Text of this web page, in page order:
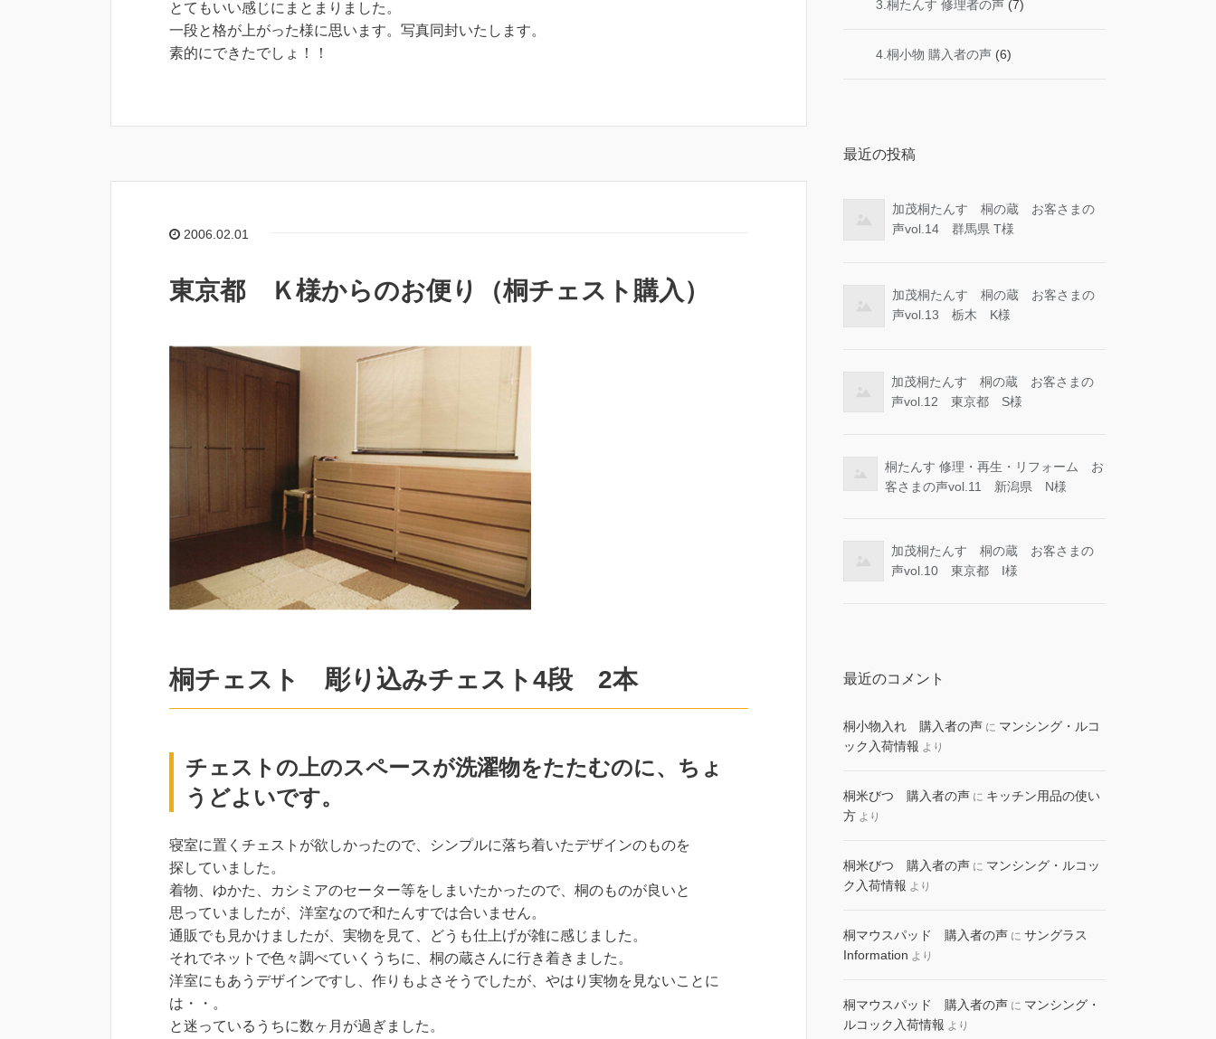
とてもいい感じにまとまりました。
一段と格が上がった様に思います。写真同封いたします。
素的にできたでしょ！！
2006.02.01
東京都 Ｋ様からのお便り（桐チェスト購入）
桐チェスト 彫り込みチェスト4段 2本
チェストの上のスペースが洗濯物をたたむのに、ちょ
うどよいです。
寝室に置くチェストが欲しかったので、シンプルに落ち着いたデザインのものを
探していました。
着物、ゆかた、カシミアのセーター等をしまいたかったので、桐のものが良いと
思っていましたが、洋室なので和たんすでは合いません。
通販でも見かけましたが、実物を見て、どうも仕上げが雑に感じました。
それでネットで色々調べていくうちに、桐の蔵さんに行き着きました。
洋室にもあうデザインですし、作りもよさそうでしたが、やはり実物を見ないことに
は・・。
と迷っているうちに数ヶ月が過ぎました。
3.桐たんす 修理者の声 (7)
4.桐小物 購入者の声 (6)
最近の投稿
加茂桐たんす 桐の蔵 お客さまの
声vol.14 群馬県 T様
加茂桐たんす 桐の蔵 お客さまの
声vol.13 栃木 K様
加茂桐たんす 桐の蔵 お客さまの
声vol.12 東京都 S様
桐たんす 修理・再生・リフォーム お
客さまの声vol.11 新潟県 N様
加茂桐たんす 桐の蔵 お客さまの
声vol.10 東京都 I様
最近のコメント
桐小物入れ 購入者の声 に マンシング・ルコ
ック入荷情報 より
桐米びつ 購入者の声 に キッチン用品の使い
方 より
桐米びつ 購入者の声 に マンシング・ルコッ
ク入荷情報 より
桐マウスパッド 購入者の声 に サングラス
Information より
桐マウスパッド 購入者の声 に マンシング・
ルコック入荷情報 より